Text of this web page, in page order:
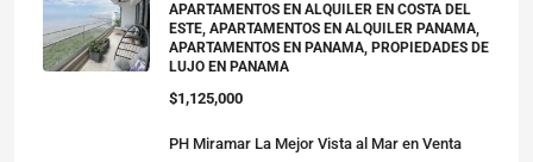
APARTAMENTOS EN ALQUILER EN COSTA DEL
ESTE, APARTAMENTOS EN ALQUILER PANAMA,
APARTAMENTOS EN PANAMA, PROPIEDADES DE
LUJO EN PANAMA
$1,125,000
PH Miramar La Mejor Vista al Mar en Venta